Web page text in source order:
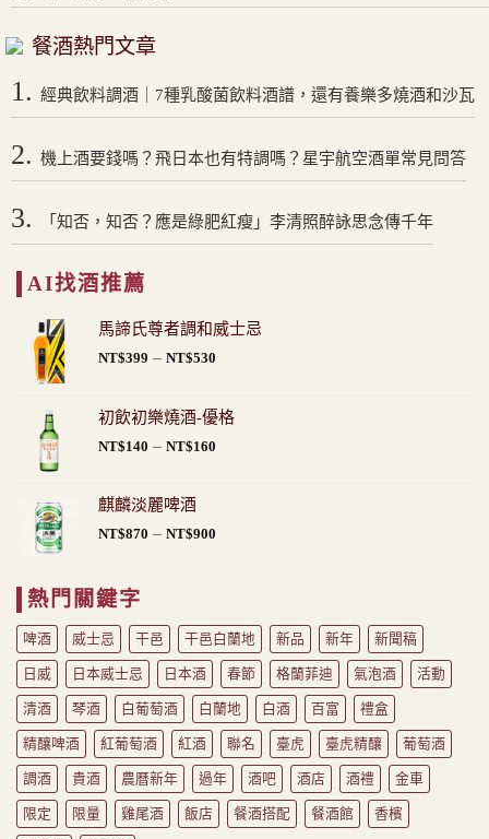
餐酒熱門文章
1. 經典飲料調酒｜7種乳酸菌飲料酒譜，還有養樂多燒酒和沙瓦
2. 機上酒要錢嗎？飛日本也有特調嗎？星宇航空酒單常見問答
3. 「知否，知否？應是綠肥紅瘦」李清照醉詠思念傳千年
AI找酒推薦
馬諦氏尊者調和威士忌
NT$399 – NT$530
圍：
初飲初樂燒酒-優格
NT$140 – NT$160
麒麟淡麗啤酒
NT$870 – NT$900
NT$870
到
NT$900
熱門關鍵字
啤酒 威士忌 干邑 干邑白蘭地 新品 新年 新聞稿
日威 日本威士忌 日本酒 春節 格蘭菲迪 氣泡酒 活動
清酒 琴酒 白葡萄酒 白蘭地 白酒 百富 禮盒
精釀啤酒 紅葡萄酒 紅酒 聯名 臺虎 臺虎精釀 葡萄酒
調酒 貴酒 農曆新年 過年 酒吧 酒店 酒禮 金車
限定 限量 雞尾酒 飯店 餐酒搭配 餐酒館 香檳